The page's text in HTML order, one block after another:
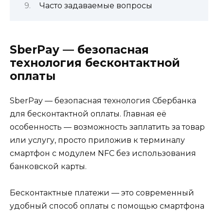
Часто задаваемые вопросы
SberPay — безопасная
технология бесконтактной
оплаты
SberPay — безопасная технология Сбербанка
для бесконтактной оплаты. Главная её
особенность — возможность заплатить за товар
или услугу, просто приложив к терминалу
смартфон с модулем NFC без использования
банковской карты.
Бесконтактные платежи — это современный
удобный способ оплаты с помощью смартфона